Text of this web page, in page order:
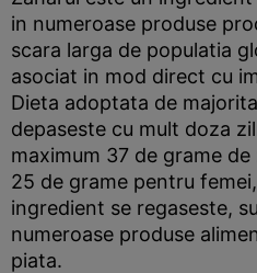
in numeroase produse
scara larga de populatia
asociat in mod direct cu
Dieta adoptata de
depaseste cu mult doza
maximum 37 de grame
25 de grame pentru
ingredient se regaseste,
numeroase produse
piata.